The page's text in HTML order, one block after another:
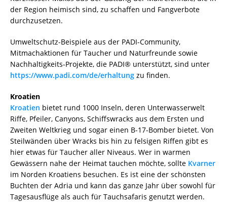
der Region heimisch sind, zu schaffen und Fangverbote
durchzusetzen.
Umweltschutz-Beispiele aus der PADI-Community,
Mitmachaktionen für Taucher und Naturfreunde sowie
Nachhaltigkeits-Projekte, die PADI® unterstützt, sind unter
https://www.padi.com/de/erhaltung zu finden.
Kroatien
Kroatien bietet rund 1000 Inseln, deren Unterwasserwelt
Riffe, Pfeiler, Canyons, Schiffswracks aus dem Ersten und
Zweiten Weltkrieg und sogar einen B-17-Bomber bietet. Von
Steilwänden über Wracks bis hin zu felsigen Riffen gibt es
hier etwas für Taucher aller Niveaus. Wer in warmen
Gewässern nahe der Heimat tauchen möchte, sollte Kvarner
im Norden Kroatiens besuchen. Es ist eine der schönsten
Buchten der Adria und kann das ganze Jahr über sowohl für
Tagesausflüge als auch für Tauchsafaris genutzt werden.